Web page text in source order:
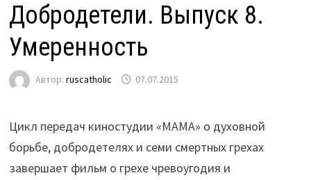
Добродетели. Выпуск 8.
Умеренность
Автор:ruscatholic 07.07.2015
Цикл передач киностудии «МАМА» о духовной
борьбе, добродетелях и семи смертных грехах
завершает фильм о грехе чревоугодия и